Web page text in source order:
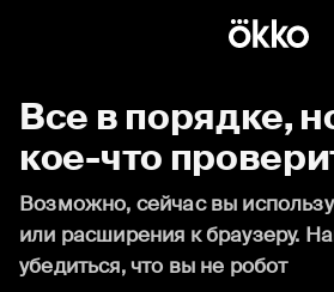
Все в порядке,
кое-что
Возможно, сейчас вы
или расширения к браузеру.
убедиться, что вы не робот